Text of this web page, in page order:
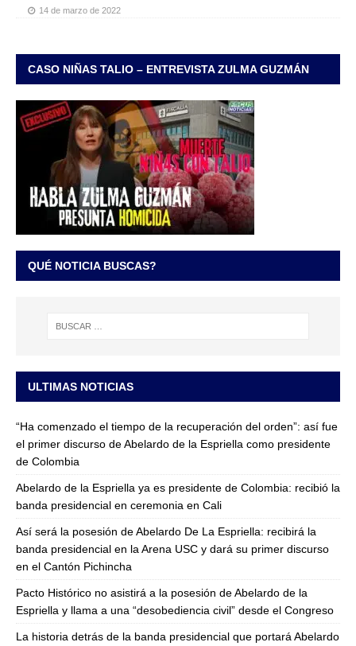
14 de marzo de 2022
CASO NIÑAS TALIO – ENTREVISTA ZULMA GUZMÁN
QUÉ NOTICIA BUSCAS?
ULTIMAS NOTICIAS
“Ha comenzado el tiempo de la recuperación del orden”: así fue
el primer discurso de Abelardo de la Espriella como presidente
de Colombia
Abelardo de la Espriella ya es presidente de Colombia: recibió la
banda presidencial en ceremonia en Cali
Así será la posesión de Abelardo De La Espriella: recibirá la
banda presidencial en la Arena USC y dará su primer discurso
en el Cantón Pichincha
Pacto Histórico no asistirá a la posesión de Abelardo de la
Espriella y llama a una “desobediencia civil” desde el Congreso
La historia detrás de la banda presidencial que portará Abelardo